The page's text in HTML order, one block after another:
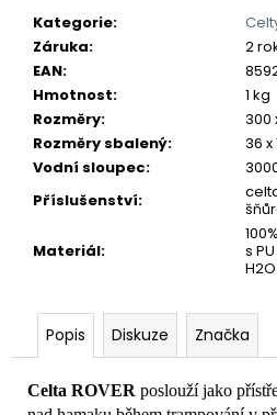
Kategorie:
Záruka:
2
EAN:
Hmotnost:
1 kg
Rozměry:
300
Rozměry sbalený:
36 x
Vodní sloupec:
Příslušenství:
Materiál:
s
H2O
Popis Diskuze Značka
Celta ROVER poslouží jako
e